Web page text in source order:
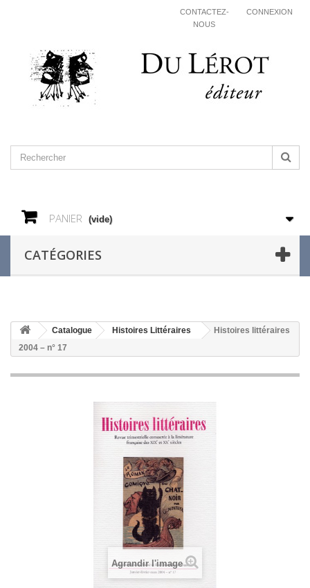
CONNEXION
CONTACTEZ-
NOUS
PANIER (vide)
CATÉGORIES
Catalogue Histoires Littéraires
Histoires littéraires
2004 – n° 17
Agrandir l'image